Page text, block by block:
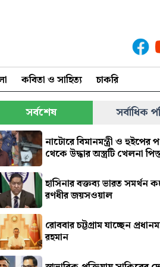
কবিতা ও সাহিত্য চাকরি
সর্বশেষ সর্বাধিক
নাটোরে বিমানমন্ত্রী ও হুইপের
থেকে উদ্ধার অস্ত্রটি খেলনা
হাসিনার বক্তব্য ভারত সমর্থন
রণধীর জয়সওয়াল
রোববার চট্টগ্রাম যাচ্ছেন
রহমান